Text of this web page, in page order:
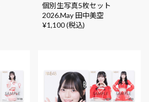
個別生写真5枚セット
2026.May 田中美空
¥1,100 (税込)